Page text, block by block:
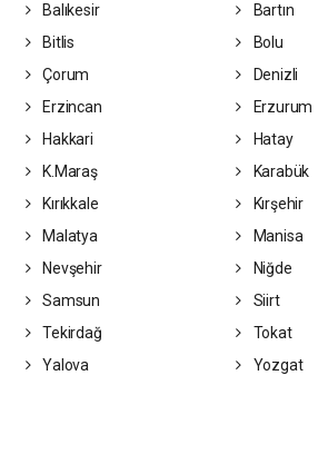
Balıkesir
Bartın
Bitlis
Bolu
Çorum
Denizli
Erzincan
Erzurum
Hakkari
Hatay
K.Maraş
Karabük
Kırıkkale
Kırşehir
Malatya
Manisa
Nevşehir
Niğde
Samsun
Siirt
Tekirdağ
Tokat
Yalova
Yozgat